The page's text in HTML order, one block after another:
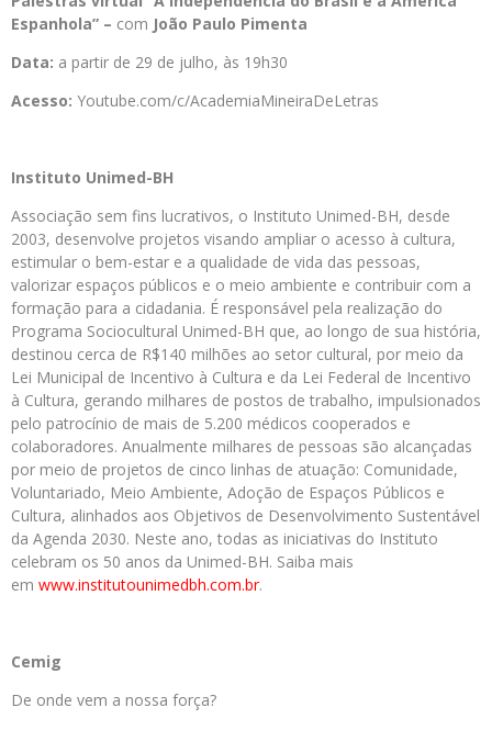
Espanhola” – com João Paulo Pimenta
Data: a partir de 29 de julho, às 19h30
Acesso: Youtube.com/c/AcademiaMineiraDeLetras
Instituto Unimed-BH
Associação sem fins lucrativos, o Instituto Unimed-BH, desde
2003, desenvolve projetos visando ampliar o acesso à cultura,
estimular o bem-estar e a qualidade de vida das pessoas,
valorizar espaços públicos e o meio ambiente e contribuir com a
formação para a cidadania. É responsável pela realização do
Programa Sociocultural Unimed-BH que, ao longo de sua história,
destinou cerca de R$140 milhões ao setor cultural, por meio da
Lei Municipal de Incentivo à Cultura e da Lei Federal de Incentivo
à Cultura, gerando milhares de postos de trabalho, impulsionados
pelo patrocínio de mais de 5.200 médicos cooperados e
colaboradores. Anualmente milhares de pessoas são alcançadas
por meio de projetos de cinco linhas de atuação: Comunidade,
Voluntariado, Meio Ambiente, Adoção de Espaços Públicos e
Cultura, alinhados aos Objetivos de Desenvolvimento Sustentável
da Agenda 2030. Neste ano, todas as iniciativas do Instituto
celebram os 50 anos da Unimed-BH. Saiba mais
em www.institutounimedbh.com.br.
Cemig
De onde vem a nossa força?